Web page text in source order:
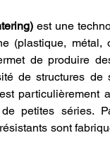
est une
(plastique,
de produire
de structures
petites séries.
sont